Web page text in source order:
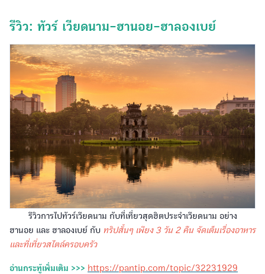
รีวิว: ทัวร์ เวียดนาม-ฮานอย-ฮาลองเบย์
รีวิวการไปทัวร์เวียดนาม กับที่เที่ยวสุดฮิตประจำเวียดนาม อย่าง
ฮานอย และ ฮาลองเบย์ กับ ทริปสั้นๆ เพียง 3 วัน 2 คืน จัดเต็มเรื่องอาหาร
และที่เที่ยวสไตล์ครอบครัว
อ่านกระทู้เพิ่มเติม >>> https://pantip.com/topic/32231929